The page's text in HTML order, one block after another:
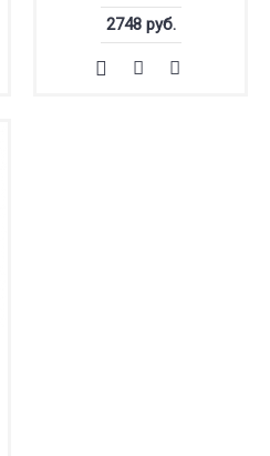
2748 руб.